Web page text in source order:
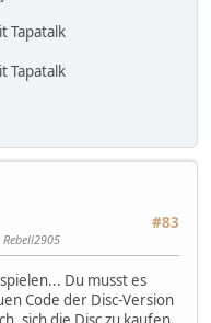
Tapatalk
Tapatalk
#83
Du musst es
Code der Disc-Version